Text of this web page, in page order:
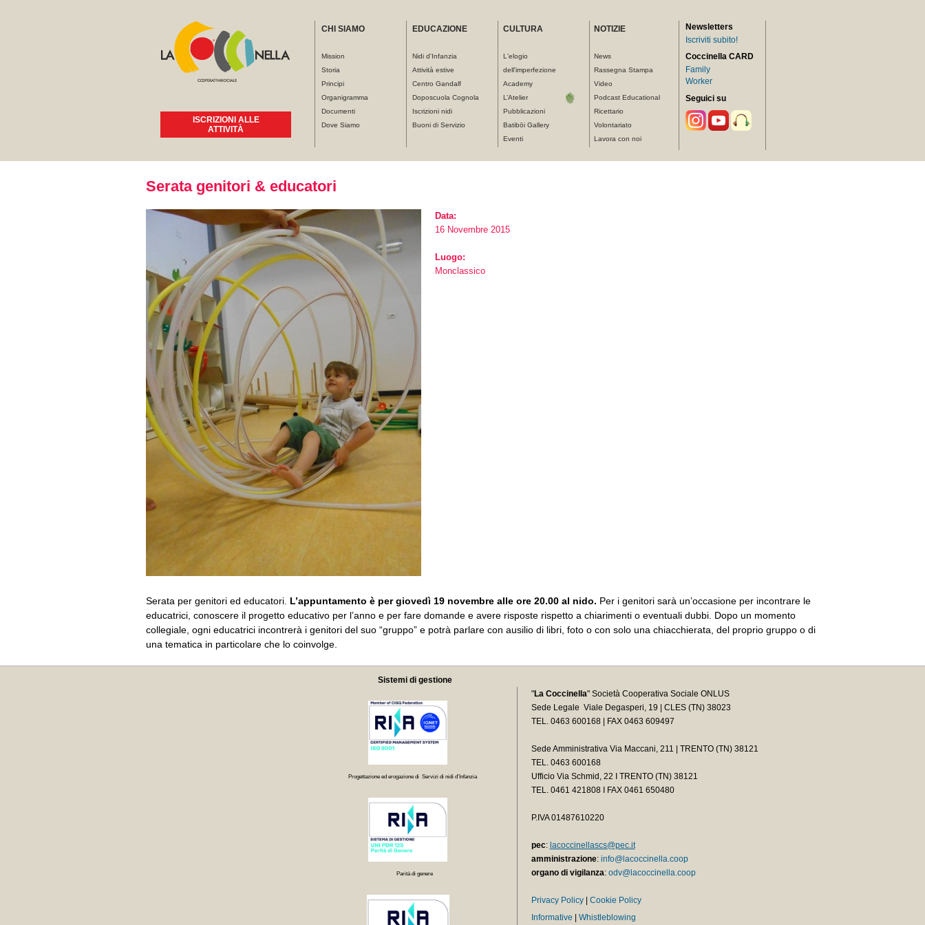
ISCRIZIONI ALLE
ATTIVITÀ
CHI SIAMO
Mission
Storia
Principi
Organigramma
Documenti
Dove Siamo
EDUCAZIONE
Nidi d'Infanzia
Attività estive
Centro Gandalf
Doposcuola Cognola
Iscrizioni nidi
Buoni di Servizio
CULTURA
L'elogio
dell'imperfezione
Academy
L’Atelier
Pubblicazioni
Batibōi Gallery
Eventi
NOTIZIE
News
Rassegna Stampa
Video
Podcast Educational
Ricettario
Volontariato
Lavora con noi
Newsletters
Iscriviti subito!
Coccinella CARD
Family
Worker
Seguici su
Tu sei qui
Serata genitori & educatori
Data:
16 Novembre 2015
Luogo:
Monclassico
Serata per genitori ed educatori. L’appuntamento è per giovedì 19 novembre alle ore 20.00 al nido. Per i genitori sarà un’occasione per incontrare le
educatrici, conoscere il progetto educativo per l’anno e per fare domande e avere risposte rispetto a chiarimenti o eventuali dubbi. Dopo un momento
collegiale, ogni educatrici incontrerà i genitori del suo “gruppo” e potrà parlare con ausilio di libri, foto o con solo una chiacchierata, del proprio gruppo o di
una tematica in particolare che lo coinvolge.
Sistemi di gestione
Progettazione ed erogazione di Servizi di nidi d’Infanzia
Parità di genere
"La Coccinella" Società Cooperativa Sociale ONLUS
Sede Legale Viale Degasperi, 19 | CLES (TN) 38023
TEL. 0463 600168 | FAX 0463 609497
Sede Amministrativa Via Maccani, 211 | TRENTO (TN) 38121
TEL. 0463 600168
Ufficio Via Schmid, 22 I TRENTO (TN) 38121
TEL. 0461 421808 I FAX 0461 650480
P.IVA 01487610220
pec: lacoccinellascs@pec.it
amministrazione: info@lacoccinella.coop
organo di vigilanza: odv@lacoccinella.coop
Privacy Policy| Cookie Policy
Informative
Whistleblowing